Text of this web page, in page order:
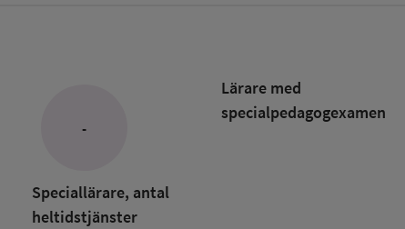
-
Speciallärare, antal
heltidstjänster
Lärare med
specialpedagog­examen